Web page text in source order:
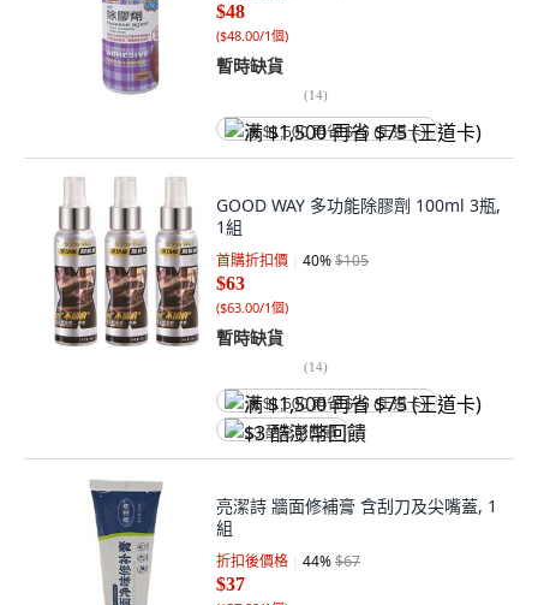
$48
($48.00/1個)
暫時缺貨
(14)
满 $1,500 再省 $75 (王道卡)
GOOD WAY 多功能除膠劑 100ml 3瓶,
1組
首購折扣價 40%$105
$63
($63.00/1個)
暫時缺貨
(14)
满 $1,500 再省 $75 (王道卡)
$3 酷澎幣回饋
亮潔詩 牆面修補膏 含刮刀及尖嘴蓋, 1
組
折扣後價格 44%$67
$37